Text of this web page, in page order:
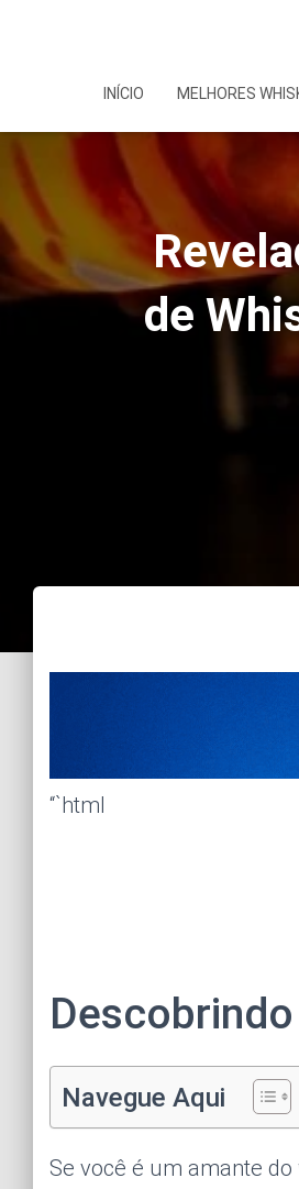
INÍCIO MELHORES
de
“`html
Navegue Aqui
Se você é um amante